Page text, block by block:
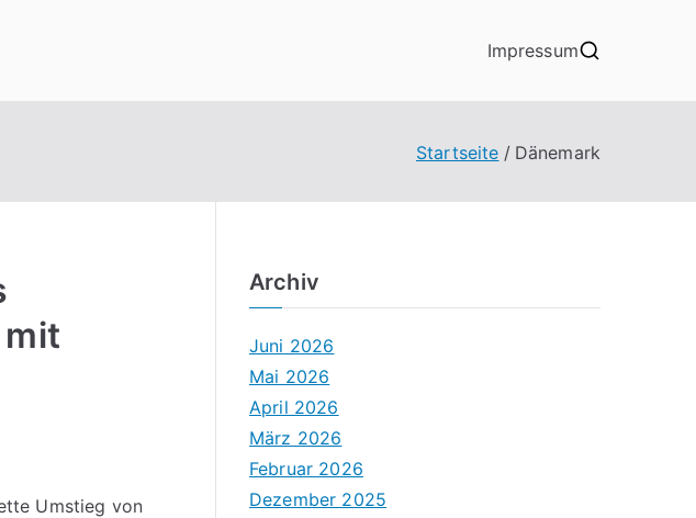
Impressum
Startseite Dänemark
Umstieg von
Archiv
Juni 2026
Mai 2026
April 2026
März 2026
Februar 2026
Dezember 2025